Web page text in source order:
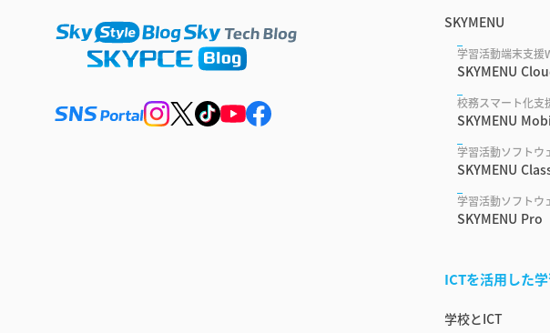
SKYMENU
学習活動端末支援
SKYMENU
校務スマート化支
SKYMENU
学習活動ソフトウ
SKYMENU
学習活動ソフトウ
SKYMENU Pro
ICTを活用した
学校とICT